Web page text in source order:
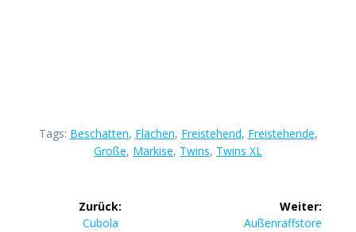
Tags: Beschatten, Flächen, Freistehend, Freistehende,
Große, Markise, Twins, Twins XL
Beitragsnavigation
Zurück:
Vorheriger
Cubola
Weiter:
Nächster
Außenraffstore